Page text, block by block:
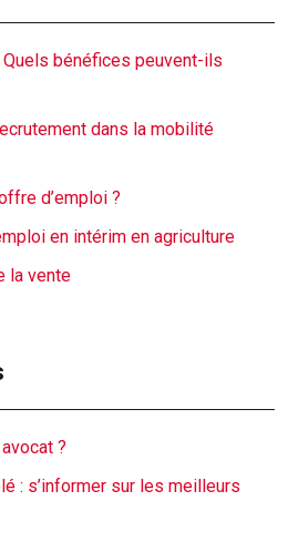
Quels bénéfices peuvent-ils
dans la mobilité
d’emploi ?
en intérim en agriculture
la vente
?
: s’informer sur les meilleurs